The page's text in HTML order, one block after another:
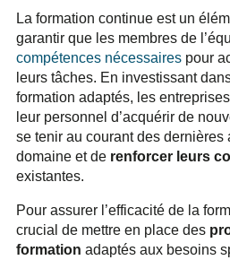
La formation continue est un
garantir que les membres de
compétences nécessaires pour
leurs tâches. En investissant
formation adaptés, les
leur personnel d’acquérir de
se tenir au courant des dernières
domaine et de renforcer leurs
existantes.
Pour assurer l’efficacité de la
crucial de mettre en place des
formation adaptés aux besoins